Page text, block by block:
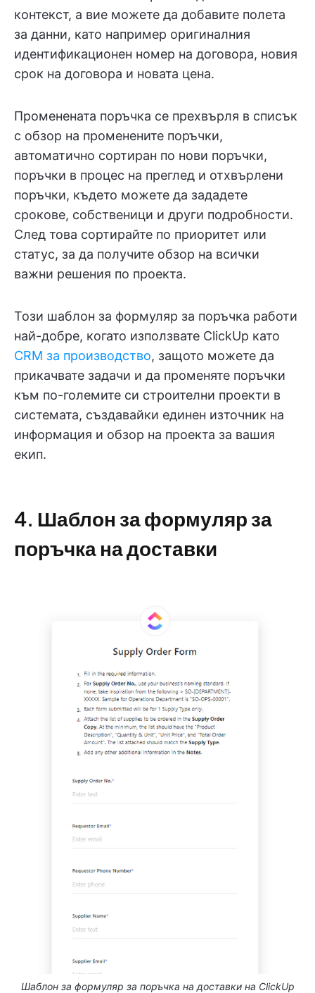
контекст, а вие можете да добавите полета
за данни, като например оригиналния
идентификационен номер на договора, новия
срок на договора и новата цена.
Променената поръчка се прехвърля в списък
с обзор на променените поръчки,
автоматично сортиран по нови поръчки,
поръчки в процес на преглед и отхвърлени
поръчки, където можете да зададете
срокове, собственици и други подробности.
След това сортирайте по приоритет или
статус, за да получите обзор на всички
важни решения по проекта.
Този шаблон за формуляр за поръчка работи
най-добре, когато използвате ClickUp като
CRM за производство, защото можете да
прикачвате задачи и да променяте поръчки
към по-големите си строителни проекти в
системата, създавайки единен източник на
информация и обзор на проекта за вашия
екип.
4. Шаблон за формуляр за
поръчка на доставки
Шаблон за формуляр за поръчка на доставки на ClickUp